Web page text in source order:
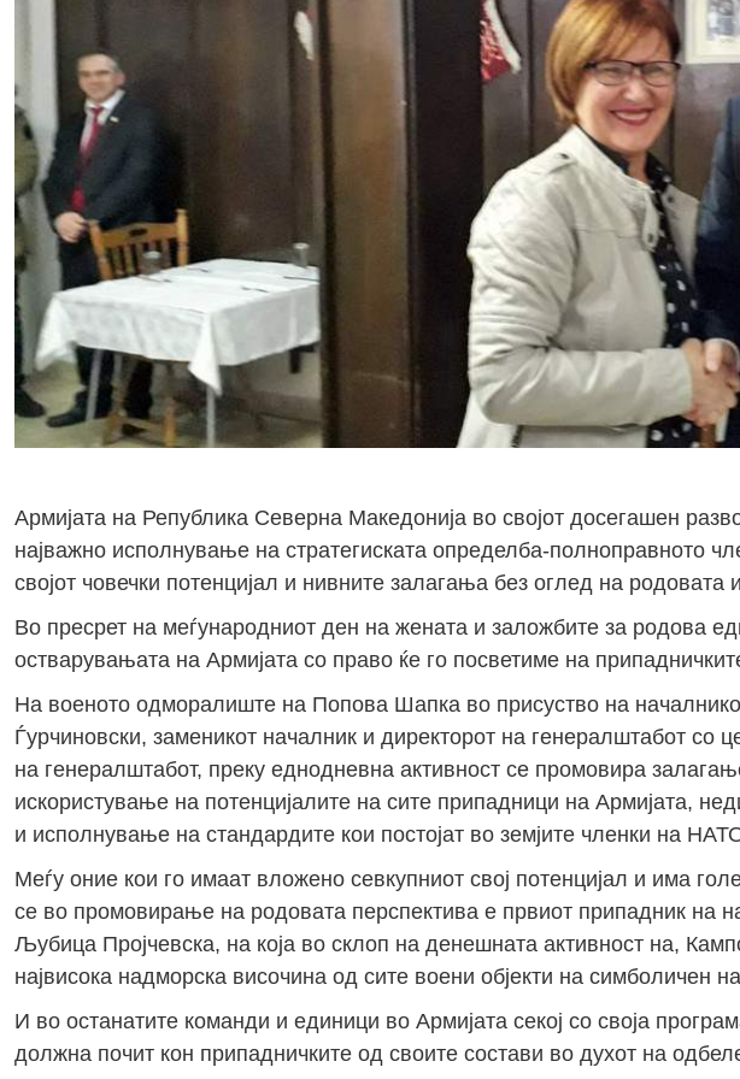
Армијата на Република Северна Македонија во својот досегашен
најважно исполнување на стратегиската определба-полноправното
својот човечки потенцијал и нивните залагања без оглед на
Во пресрет на меѓународниот ден на жената и заложбите за родова
остварувањата на Армијата со право ќе го посветиме на
На военото одморалиште на Попова Шапка во присуство на
Ѓурчиновски, заменикот началник и директорот на генералштабот со
на генералштабот, преку еднодневна активност се промовира
искористување на потенцијалите на сите припадници на Армијата,
и исполнување на стандардите кои постојат во земјите членки на
Меѓу оние кои го имаат вложено севкупниот свој потенцијал и има
се во промовирање на родовата перспектива е првиот припадник на
Љубица Пројчевска, на која во склоп на денешната активност на,
највисока надморска височина од сите воени објекти на симболичен
И во останатите команди и единици во Армијата секој со своја
должна почит кон припадничките од своите состави во духот на